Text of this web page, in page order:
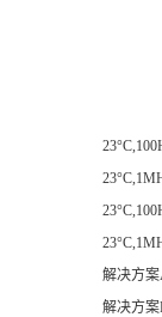
解决方
解决方案